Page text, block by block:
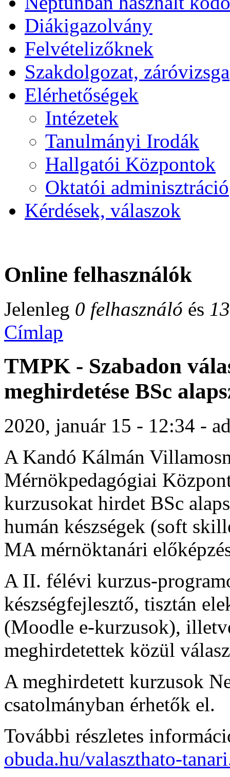
Diákigazolvány
Felvételizőknek
Szakdolgozat, záróvizsga
Elérhetőségek
Intézetek
Tanulmányi Irodák
Hallgatói Központok
Oktatói adminisztráció
Kérdések, válaszok
Online felhasználók
Jelenleg 0 felhasználó és
Címlap
TMPK - Szabadon
meghirdetése BSc
2020, január 15 - 12:34 -
A Kandó Kálmán
Mérnökpedagógiai
kurzusokat hirdet BSc
humán készségek (soft
MA mérnöktanári
A II. félévi kurzus-
készségfejlesztő, tisztán
(Moodle e-kurzusok),
meghirdetettek közül
A meghirdetett kurzusok
csatolmányban érhetők el.
További részletes
obuda.hu/valaszthato-